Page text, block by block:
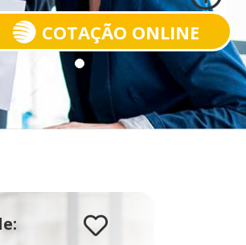
COTAÇÃO ONLINE